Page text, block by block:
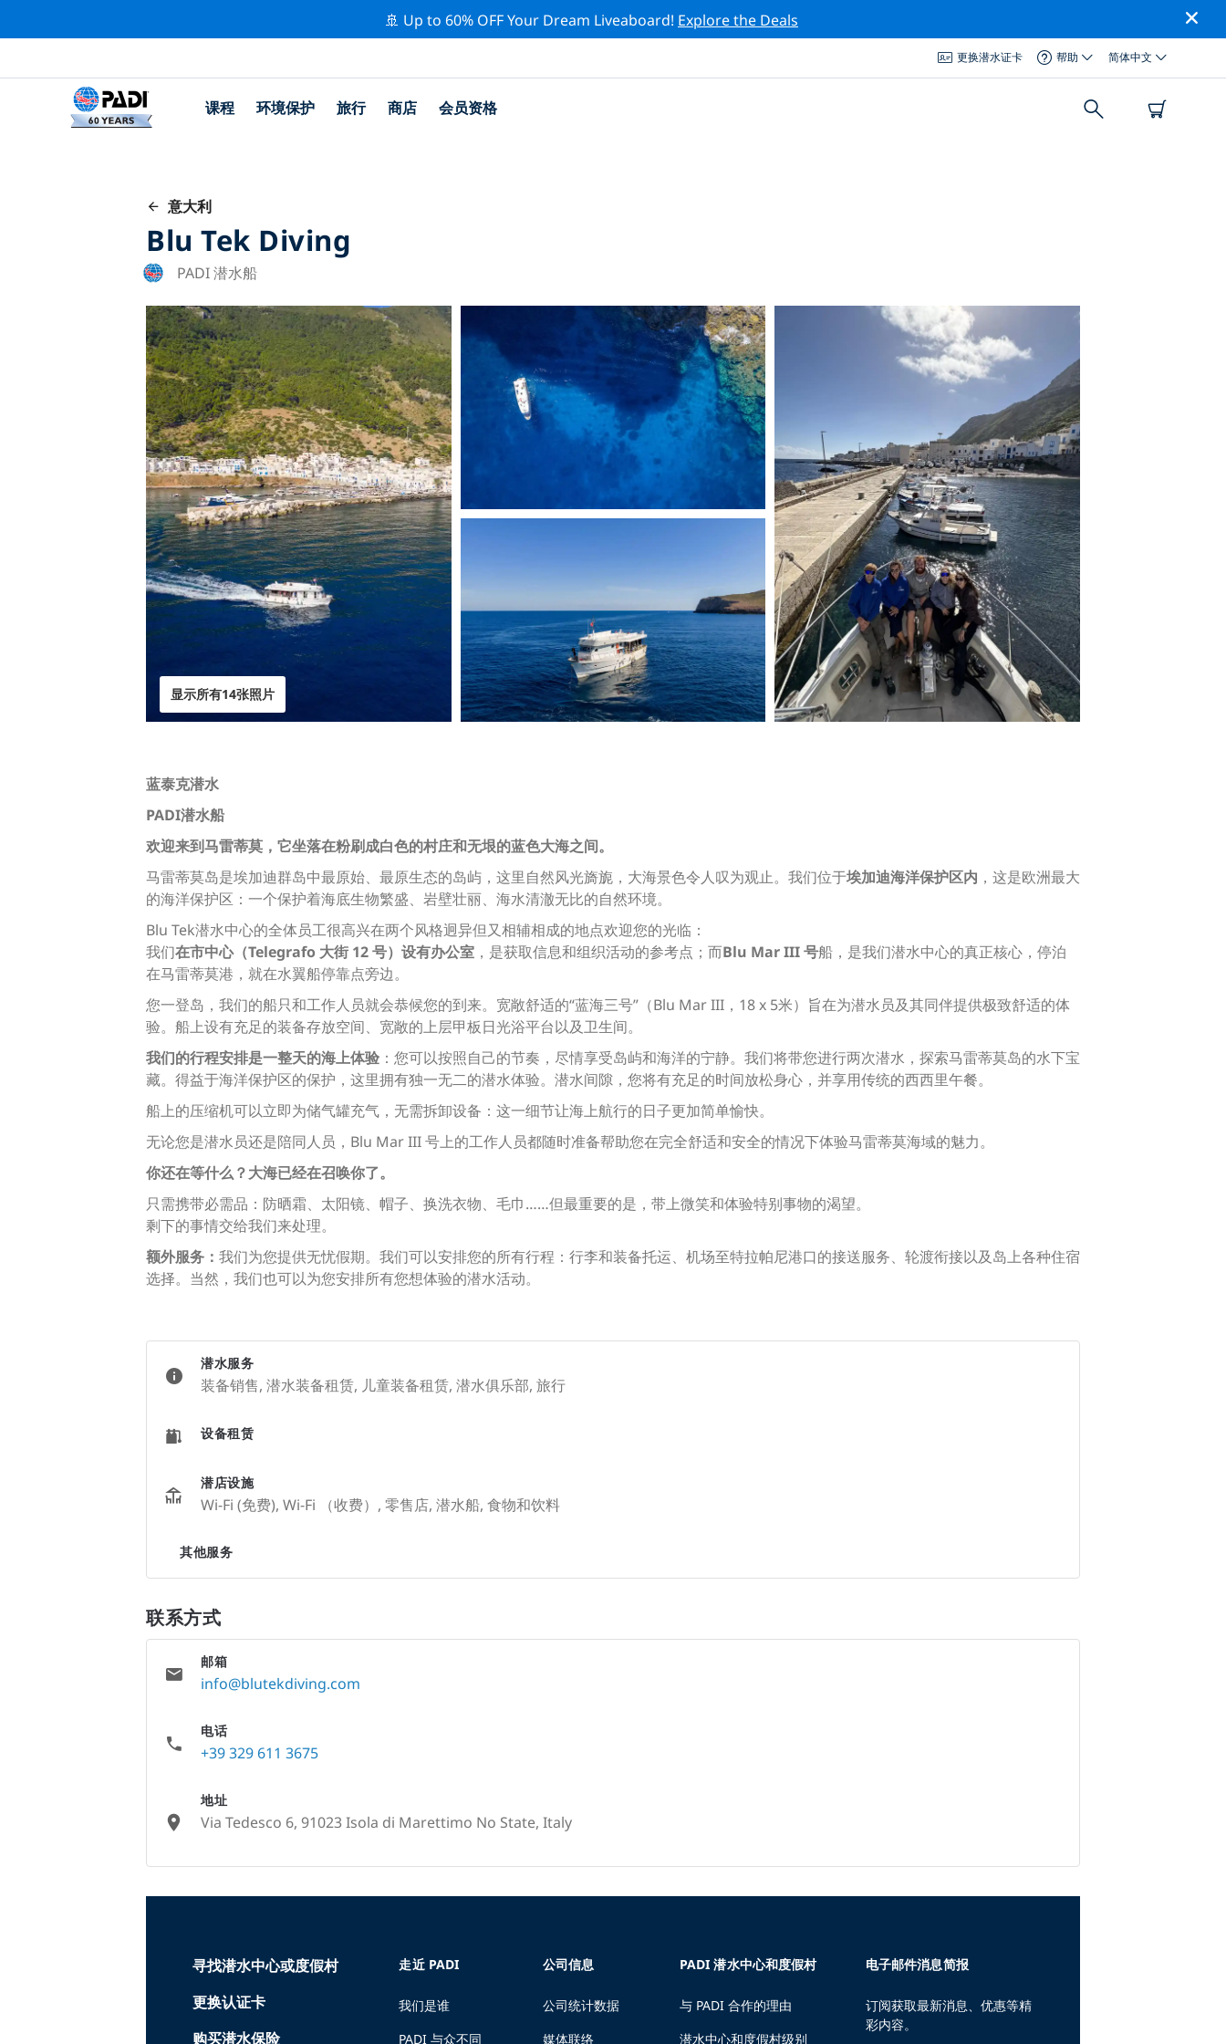
🚢 Up to 60% OFF Your Dream Liveaboard! Explore the Deals
更换潜水证卡 帮助 简体中文
课程 环境保护 旅行 商店 会员资格
意大利
Blu Tek Diving
PADI 潜水船
显示所有14张照片
蓝泰克潜水
PADI潜水船
欢迎来到马雷蒂莫，它坐落在粉刷成白色的村庄和无垠的蓝色大海之间。
马雷蒂莫岛是埃加迪群岛中最原始、最原生态的岛屿，这里自然风光旖旎，大海景色令人叹为观止。我们位于埃加迪海洋保护区内 ，这是欧洲最大
的海洋保护区：一个保护着海底生物繁盛、岩壁壮丽、海水清澈无比的自然环境。
Blu Tek潜水中心的全体员工很高兴在两个风格迥异但又相辅相成的地点欢迎您的光临：
我们在市中心（Telegrafo 大街 12 号）设有办公室 ，是获取信息和组织活动的参考点；而Blu Mar III 号船，是我们潜水中心的真正核心，停泊
在马雷蒂莫港，就在水翼船停靠点旁边。
您一登岛，我们的船只和工作人员就会恭候您的到来。宽敞舒适的“蓝海三号”（Blu Mar III，18 x 5米）旨在为潜水员及其同伴提供极致舒适的体
验。船上设有充足的装备存放空间、宽敞的上层甲板日光浴平台以及卫生间。
我们的行程安排是一整天的海上体验 ：您可以按照自己的节奏，尽情享受岛屿和海洋的宁静。我们将带您进行两次潜水，探索马雷蒂莫岛的水下宝
藏。得益于海洋保护区的保护，这里拥有独一无二的潜水体验。潜水间隙，您将有充足的时间放松身心，并享用传统的西西里午餐。
船上的压缩机可以立即为储气罐充气，无需拆卸设备：这一细节让海上航行的日子更加简单愉快。
无论您是潜水员还是陪同人员，Blu Mar III 号上的工作人员都随时准备帮助您在完全舒适和安全的情况下体验马雷蒂莫海域的魅力。
你还在等什么？大海已经在召唤你了。
只需携带必需品：防晒霜、太阳镜、帽子、换洗衣物、毛巾……但最重要的是，带上微笑和体验特别事物的渴望。
剩下的事情交给我们来处理。
额外服务： 我们为您提供无忧假期。我们可以安排您的所有行程：行李和装备托运、机场至特拉帕尼港口的接送服务、轮渡衔接以及岛上各种住宿
选择。当然，我们也可以为您安排所有您想体验的潜水活动。
潜水服务
装备销售, 潜水装备租赁, 儿童装备租赁, 潜水俱乐部, 旅行
设备租赁
潜店设施
Wi-Fi (免费), Wi-Fi （收费）, 零售店, 潜水船, 食物和饮料
其他服务
联系方式
邮箱
info@blutekdiving.com
电话
+39 329 611 3675
地址
Via Tedesco 6, 91023 Isola di Marettimo No State, Italy
寻找潜水中心或度假村
更换认证卡
购买潜水保险
走近 PADI
我们是谁
PADI 与众不同
公司信息
公司统计数据
媒体联络
PADI 潜水中心和度假村
与 PADI 合作的理由
潜水中心和度假村级别
电子邮件消息简报
订阅获取最新消息、优惠等精
彩内容。